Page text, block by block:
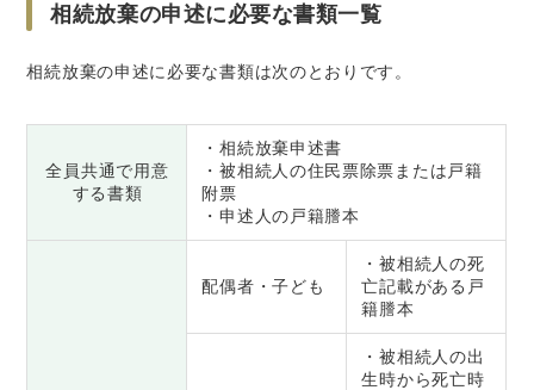
相続放棄の申述に必要な書類一覧
相続放棄の申述に必要な書類は次のとおりです。
全員共通で用意
する書類
・相続放棄申述書
・被相続人の住民票除票または戸籍
附票
・申述人の戸籍謄本
配偶者・子ども
・被相続人の死
亡記載がある戸
籍謄本
・被相続人の出
生時から死亡時